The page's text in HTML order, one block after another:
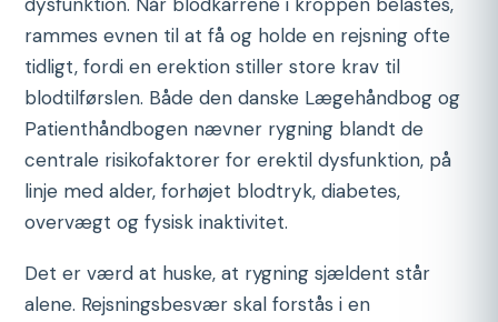
rammes evnen til at få og holde en rejsning ofte
tidligt, fordi en erektion stiller store krav til
blodtilførslen. Både den danske Lægehåndbog og
Patienthåndbogen nævner rygning blandt de
centrale risikofaktorer for erektil dysfunktion, på
linje med alder, forhøjet blodtryk, diabetes,
overvægt og fysisk inaktivitet.
Det er værd at huske, at rygning sjældent står
alene. Rejsningsbesvær skal forstås i en